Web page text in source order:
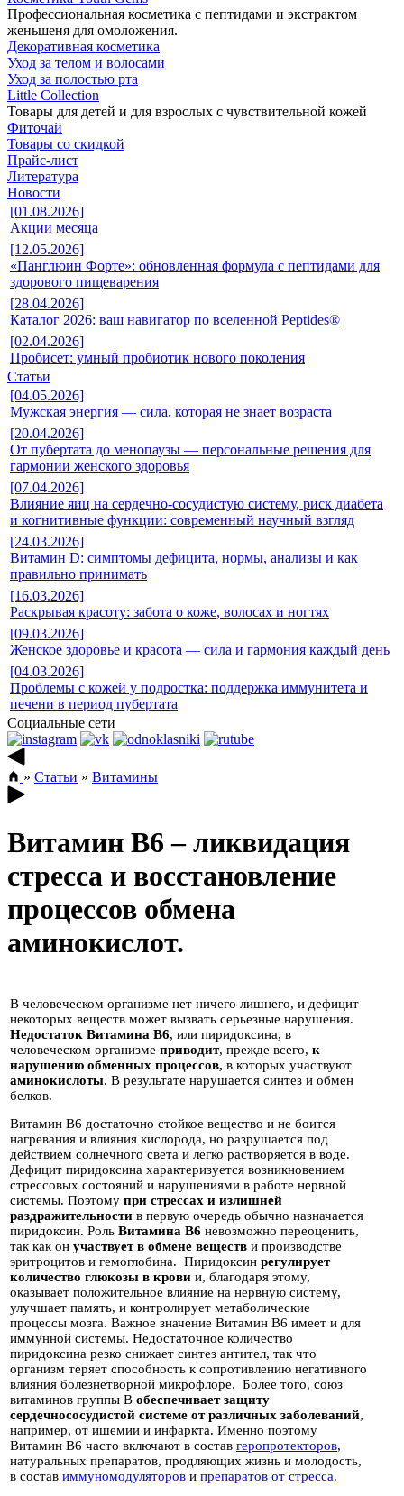
Профессиональная косметика с пептидами и экстрактом
женьшеня для омоложения.
Декоративная косметика
Уход за телом и волосами
Уход за полостью рта
Little Collection
Товары для детей и для взрослых с чувствительной кожей
Фиточай
Товары со скидкой
Прайс-лист
Литература
Новости
[01.08.2026]
Акции месяца
[12.05.2026]
«Панглюин Форте»: обновленная формула с пептидами для
здорового пищеварения
[28.04.2026]
Каталог 2026: ваш навигатор по вселенной Peptides®
[02.04.2026]
Пробисет: умный пробиотик нового поколения
Статьи
[04.05.2026]
Мужская энергия — сила, которая не знает возраста
[20.04.2026]
От пубертата до менопаузы — персональные решения для
гармонии женского здоровья
[07.04.2026]
Влияние яиц на сердечно-сосудистую систему, риск диабета
и когнитивные функции: современный научный взгляд
[24.03.2026]
Витамин D: симптомы дефицита, нормы, анализы и как
правильно принимать
[16.03.2026]
Раскрывая красоту: забота о коже, волосах и ногтях
[09.03.2026]
Женское здоровье и красота — сила и гармония каждый день
[04.03.2026]
Проблемы с кожей у подростка: поддержка иммунитета и
печени в период пубертата
Социальные сети
» Статьи » Витамины
Витамин В6 – ликвидация
стресса и восстановление
процессов обмена
аминокислот.
В человеческом организме нет ничего лишнего, и дефицит
некоторых веществ может вызвать серьезные нарушения.
Недостаток Витамина В6, или пиридоксина, в
человеческом организме приводит, прежде всего, к
нарушению обменных процессов, в которых участвуют
аминокислоты. В результате нарушается синтез и обмен
белков.
Витамин В6 достаточно стойкое вещество и не боится
нагревания и влияния кислорода, но разрушается под
действием солнечного света и легко растворяется в воде.
Дефицит пиридоксина характеризуется возникновением
стрессовых состояний и нарушениями в работе нервной
системы. Поэтому при стрессах и излишней
раздражительности в первую очередь обычно назначается
пиридоксин. Роль Витамина В6 невозможно переоценить,
так как он участвует в обмене веществ и производстве
эритроцитов и гемоглобина. Пиридоксин регулирует
количество глюкозы в крови и, благодаря этому,
оказывает положительное влияние на нервную систему,
улучшает память, и контролирует метаболические
процессы мозга. Важное значение Витамин В6 имеет и для
иммунной системы. Недостаточное количество
пиридоксина резко снижает синтез антител, так что
организм теряет способность к сопротивлению негативного
влияния болезнетворной микрофлоре. Более того, союз
витаминов группы В обеспечивает защиту
сердечнососудистой системе от различных заболеваний,
например, от ишемии и инфаркта. Именно поэтому
Витамин В6 часто включают в состав геропротекторов,
натуральных препаратов, продляющих жизнь и молодость,
в состав иммуномодуляторов и препаратов от стресса.